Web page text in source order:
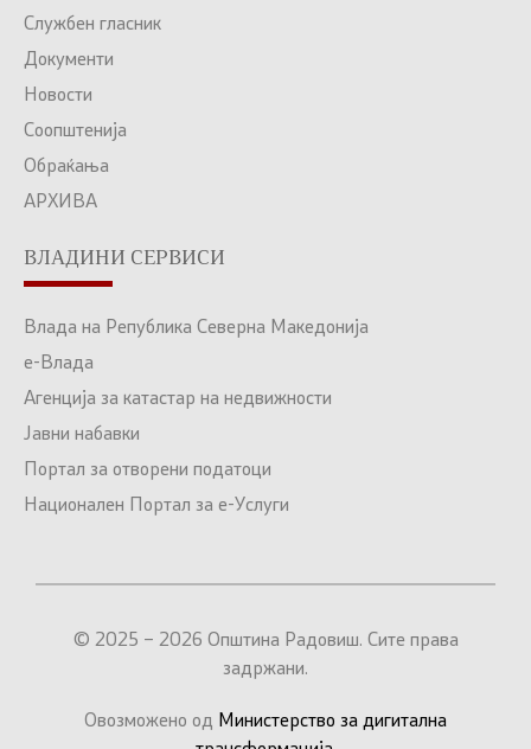
Службен гласник
Документи
Новости
Соопштенија
Обраќања
АРХИВА
ВЛАДИНИ СЕРВИСИ
Влада на Република Северна Македонија
е-Влада
Агенција за катастар на недвижности
Јавни набавки
Портал за отворени податоци
Национален Портал за е-Услуги
© 2025 – 2026 Општина Радовиш. Сите права
задржани.
Овозможено од Министерство за дигитална